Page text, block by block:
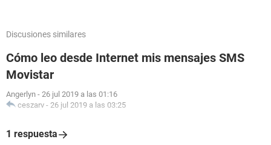
Discusiones similares
Cómo leo desde Internet mis mensajes SMS
Movistar
Angerlyn - 26 jul 2019 a las 01:16
ceszarv - 26 jul 2019 a las 03:25
1 respuesta